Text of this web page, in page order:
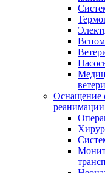
Оснащение